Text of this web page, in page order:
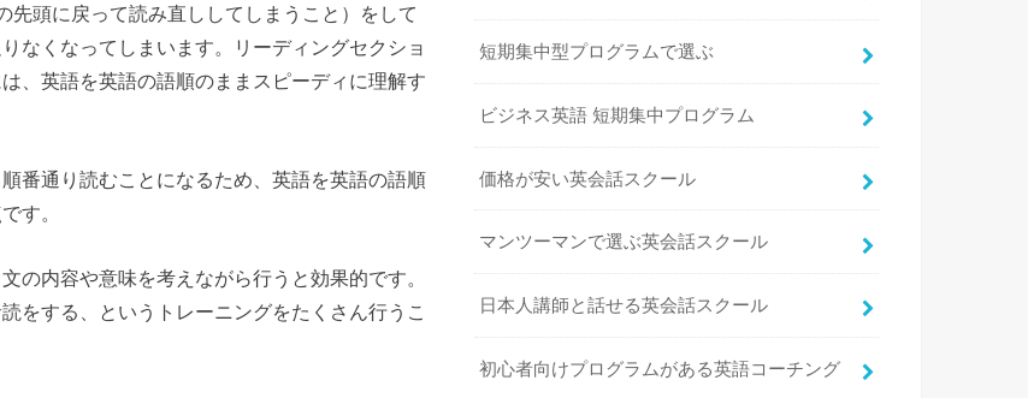
先頭に戻って読み直ししてしまうこと）をして
なくなってしまいます。リーディングセクショ
、英語を英語の語順のままスピーディに理解す
番通り読むことになるため、英語を英語の語順
す。
の内容や意味を考えながら行うと効果的です。
をする、というトレーニングをたくさん行うこ
短期集中型プログラムで選ぶ
ビジネス英語 短期集中プログラム
価格が安い英会話スクール
マンツーマンで選ぶ英会話スクール
日本人講師と話せる英会話スクール
初心者向けプログラムがある英語コーチング